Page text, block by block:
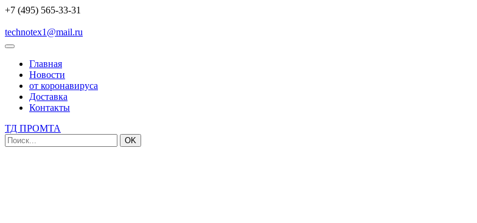
+7 (495) 565-33-31
technotex1@mail.ru
Главная
Новости
от коронавируса
Доставка
Контакты
ТД ПРОМТА
OK